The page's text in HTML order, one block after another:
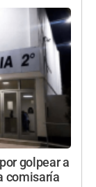
golpear a
comisaría